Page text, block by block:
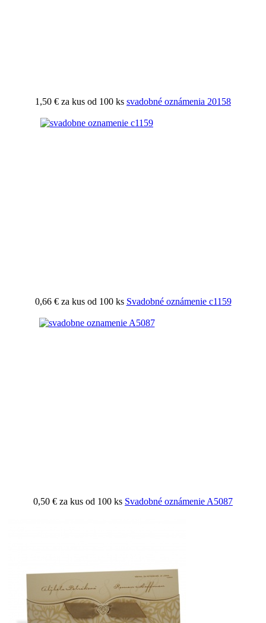
1,50 € za kus od 100 ks svadobné oznámenia 20158
0,66 € za kus od 100 ks Svadobné oznámenie c1159
0,50 € za kus od 100 ks Svadobné oznámenie A5087